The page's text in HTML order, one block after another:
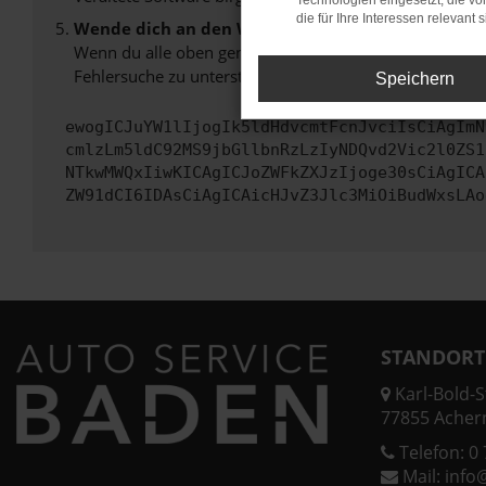
Wende dich an den Webseitenbetreiber.
Wenn du alle oben genannten Schritte versucht hast,
Fehlersuche zu unterstützen:
Karl-Bold-
77855
Telefon: 0
Mail:
die für Ihre Interessen relevant
Speichern